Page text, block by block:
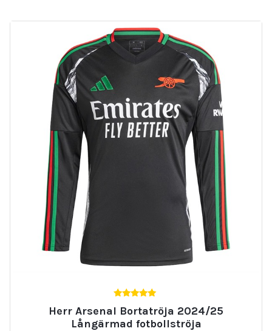
av 5
Herr Arsenal Bortatröja 2024/25
Långärmad fotbollströja